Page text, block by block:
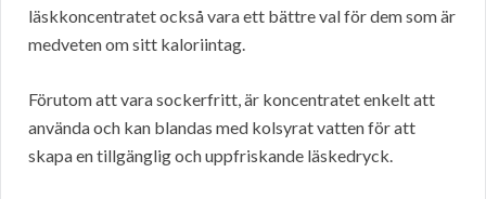
läskkoncentratet också vara ett bättre val för dem som är
medveten om sitt kaloriintag.
Förutom att vara sockerfritt, är koncentratet enkelt att
använda och kan blandas med kolsyrat vatten för att
skapa en tillgänglig och uppfriskande läskedryck.